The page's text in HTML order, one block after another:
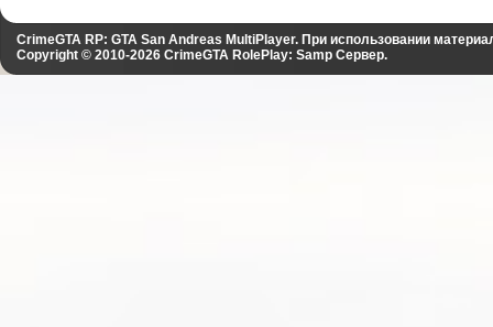
CrimeGTA RP: GTA San Andreas MultiPlayer. При использовании
Copyright © 2010-2026 CrimeGTA RolePlay: Samp Сервер.